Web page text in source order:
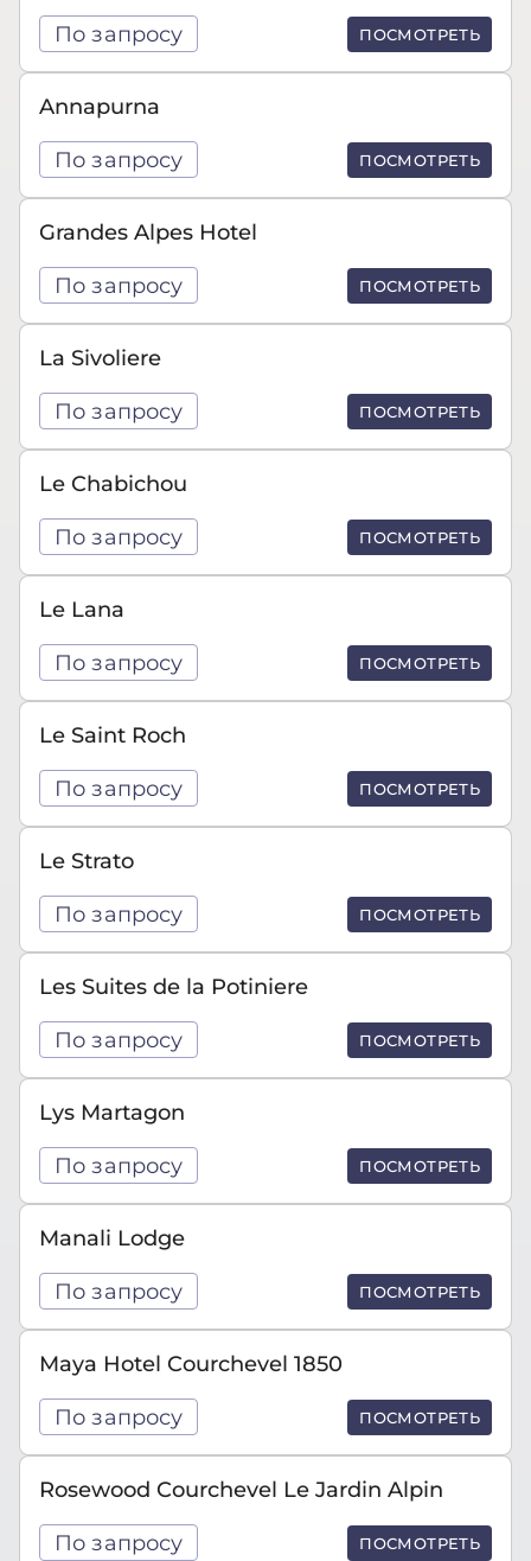
По запросу ПОСМОТРЕТЬ
Annapurna
По запросу ПОСМОТРЕТЬ
Grandes Alpes Hotel
По запросу ПОСМОТРЕТЬ
La Sivoliere
По запросу ПОСМОТРЕТЬ
Le Chabichou
По запросу ПОСМОТРЕТЬ
Le Lana
По запросу ПОСМОТРЕТЬ
Le Saint Roch
По запросу ПОСМОТРЕТЬ
Le Strato
По запросу ПОСМОТРЕТЬ
Les Suites de la Potiniere
По запросу ПОСМОТРЕТЬ
Lys Martagon
По запросу ПОСМОТРЕТЬ
Manali Lodge
По запросу ПОСМОТРЕТЬ
Maya Hotel Courchevel 1850
По запросу ПОСМОТРЕТЬ
Rosewood Courchevel Le Jardin Alpin
По запросу ПОСМОТРЕТЬ